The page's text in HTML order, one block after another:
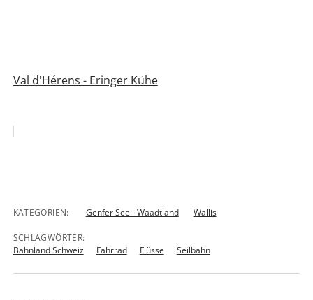
Val d'Hérens - Eringer Kühe
KATEGORIEN: Genfer See - Waadtland Wallis
SCHLAGWÖRTER:
Bahnland Schweiz
Fahrrad Flüsse Seilbahn